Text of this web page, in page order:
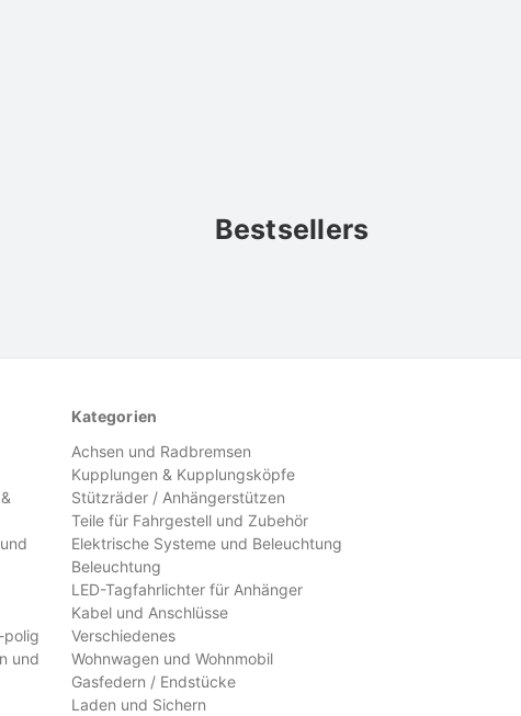
Bestsellers
polig
und
Kategorien
Achsen und Radbremsen
Kupplungen & Kupplungsköpfe
Stützräder / Anhängerstützen
Teile für Fahrgestell und Zubehör
Elektrische Systeme und Beleuchtung
Beleuchtung
LED-Tagfahrlichter für Anhänger
Kabel und Anschlüsse
Verschiedenes
Wohnwagen und Wohnmobil
Gasfedern / Endstücke
Laden und Sichern